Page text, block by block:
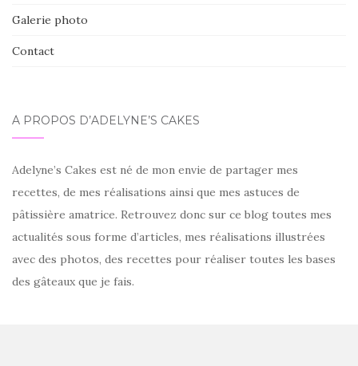
Galerie photo
Contact
À PROPOS D’ADELYNE’S CAKES
Adelyne’s Cakes est né de mon envie de partager mes
recettes, de mes réalisations ainsi que mes astuces de
pâtissière amatrice. Retrouvez donc sur ce blog toutes mes
actualités sous forme d’articles, mes réalisations illustrées
avec des photos, des recettes pour réaliser toutes les bases
des gâteaux que je fais.